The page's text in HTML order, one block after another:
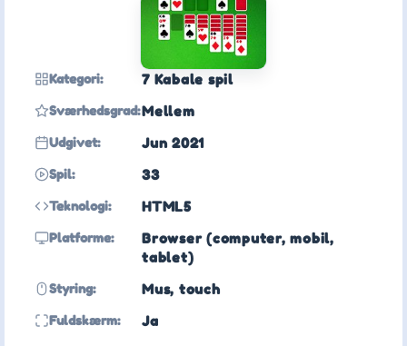
Kategori: 7 Kabale spil
Sværhedsgrad:Mellem
Udgivet: Jun 2021
Spil: 33
Teknologi: HTML5
Platforme:
Browser (computer, mobil,
tablet)
Styring: Mus, touch
Fuldskærm: Ja